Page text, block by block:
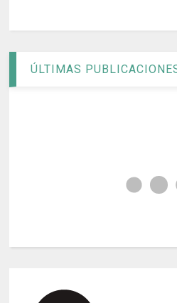
ÚLTIMAS